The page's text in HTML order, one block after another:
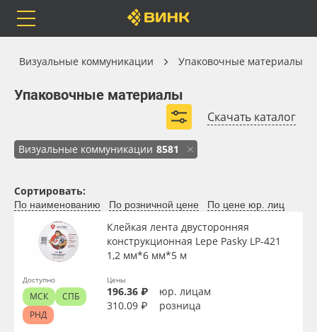
Каталог
Бренды
Доставка
Оплата
Сервис
Весь каталог
Самоклеящиеся плёнки
Листовые материалы
Чернила
Клей, скотчи и крепёж
Визуальные коммуникации Упаковочные материалы
Упаковочные материалы
Скачать каталог
Визуальные коммуникации 8581
Каталог
Упаковочные материалы
Вид
Ширина, мм
Сортировать:
По наименованию По розничной цене По цене юр. лиц
Клейкая лента двусторонняя
конструкционная Lepe Pasky LP-421
1,2 мм*6 мм*5 м
Цены
196.36 ₽
юр. лицам
310.09 ₽
розница
Доступно
МСК
СПБ
РНД